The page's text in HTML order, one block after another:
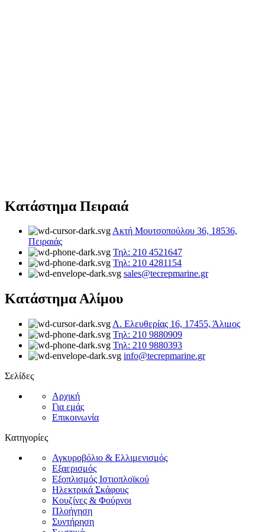
Κατάστημα Πειραιά
Ακτή Μουτσοπούλου 36, 18536,
Πειραιάς
Τηλ: 210 4521647
Τηλ: 210 4281154
sales@tecrepmarine.gr
Κατάστημα Αλίμου
Λ. Ελευθερίας 16, 17455, Άλιμος
Τηλ: 210 9880909
Τηλ: 210 9880393
info@tecrepmarine.gr
Σελίδες
Αρχική
Για εμάς
Επικοινωνία
Κατηγορίες
Αγκυροβόλιο & Ελλιμενισμός
Εξαερισμός
Εξοπλισμός Ιστιοπλοϊκού
Ηλεκτρικά Σκάφους
Κουζίνες & Φούρνοι
Πλοήγηση
Συντήρηση